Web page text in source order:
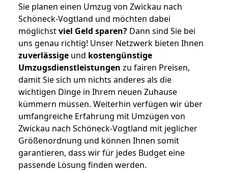
Sie planen einen Umzug von Zwickau nach
Schöneck-Vogtland und möchten dabei
möglichstviel Geld sparen? Dann sind Sie bei
uns genau richtig! Unser Netzwerk bieten Ihnen
zuverlässige und kostengünstige
Umzugsdienstleistungen zu fairen Preisen,
damit Sie sich um nichts anderes als die
wichtigen Dinge in Ihrem neuen Zuhause
kümmern müssen. Weiterhin verfügen wir über
umfangreiche Erfahrung mit Umzügen von
Zwickau nach Schöneck-Vogtland mit jeglicher
Größenordnung und können Ihnen somit
garantieren, dass wir für jedes Budget eine
passende Lösung finden werden.